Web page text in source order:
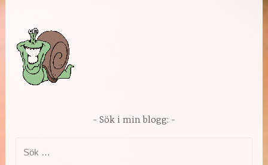
Sök i min blogg: